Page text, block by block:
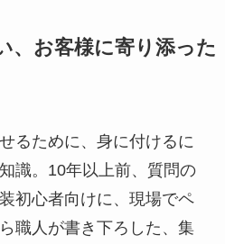
、お客様に寄り添った
るために、身に付けるに
識。10年以上前、質問の
初心者向けに、現場でペ
職人が書き下ろした、集